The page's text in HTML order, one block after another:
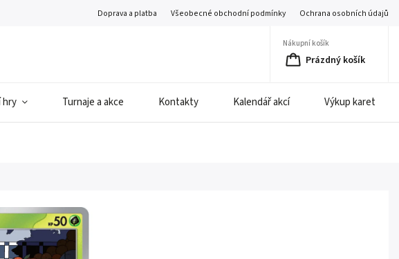
Doprava a platba Všeobecné obchodní podmínky Ochrana osobních údajů
Nákupní košík
Prázdný košík
hry Turnaje a akce Kontakty Kalendář akcí Výkup karet